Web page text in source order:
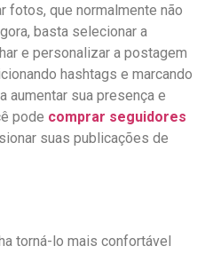
fotos,‍ que normalmente não⁢
basta selecionar a
e personalizar a postagem
hashtags e ‌marcando
aumentar sua presença e
‍pode comprar seguidores
suas ⁢publicações⁢ de
torná-lo ‌mais​ confortável